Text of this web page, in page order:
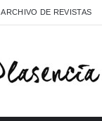
ARCHIVO DE REVISTAS